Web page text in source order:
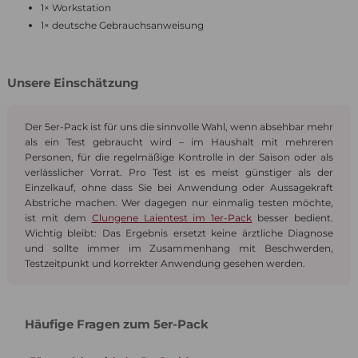
1× Workstation
1× deutsche Gebrauchsanweisung
Unsere Einschätzung
Der 5er-Pack ist für uns die sinnvolle Wahl, wenn absehbar mehr
als ein Test gebraucht wird – im Haushalt mit mehreren
Personen, für die regelmäßige Kontrolle in der Saison oder als
verlässlicher Vorrat. Pro Test ist es meist günstiger als der
Einzelkauf, ohne dass Sie bei Anwendung oder Aussagekraft
Abstriche machen. Wer dagegen nur einmalig testen möchte,
ist mit dem Clungene Laientest im 1er-Pack besser bedient.
Wichtig bleibt: Das Ergebnis ersetzt keine ärztliche Diagnose
und sollte immer im Zusammenhang mit Beschwerden,
Testzeitpunkt und korrekter Anwendung gesehen werden.
Häufige Fragen zum 5er-Pack